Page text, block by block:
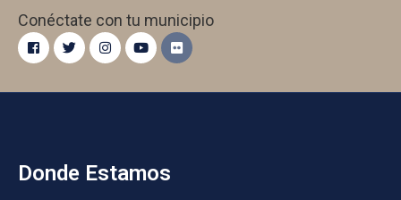
Conéctate con tu municipio
Donde Estamos